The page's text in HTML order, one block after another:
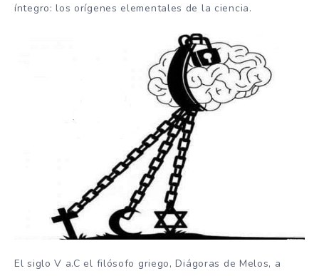
íntegro: los orígenes elementales de la ciencia.
El siglo V a.C el filósofo griego, Diágoras de Melos, a